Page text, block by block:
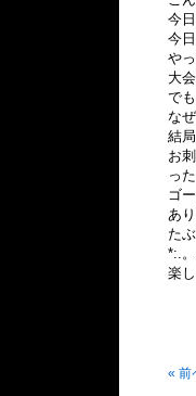
今
今
や
大
で
な
結
お
っ
ゴ
あ
た
*:.
楽
« 前